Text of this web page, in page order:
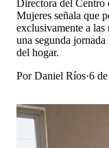
Directora del Centro
Mujeres señala que
exclusivamente a las
una segunda
del hogar.
PorDaniel Ríos·6